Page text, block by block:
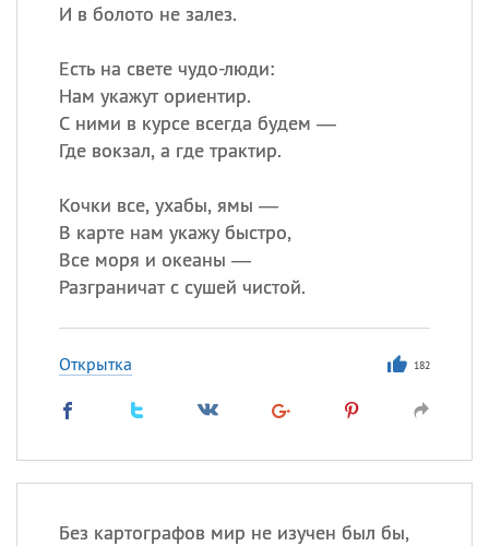
И в болото не залез.
Есть на свете чудо-люди:
Нам укажут ориентир.
С ними в курсе всегда будем —
Где вокзал, а где трактир.
Кочки все, ухабы, ямы —
В карте нам укажу быстро,
Все моря и океаны —
Разграничат с сушей чистой.
Открытка 182
Без картографов мир не изучен был бы,